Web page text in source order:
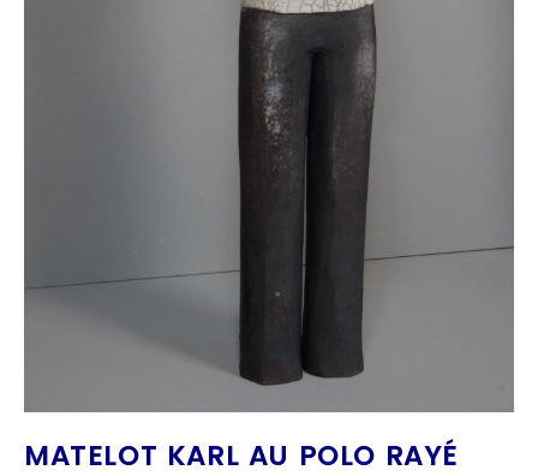
MATELOT KARL AU POLO RAYÉ